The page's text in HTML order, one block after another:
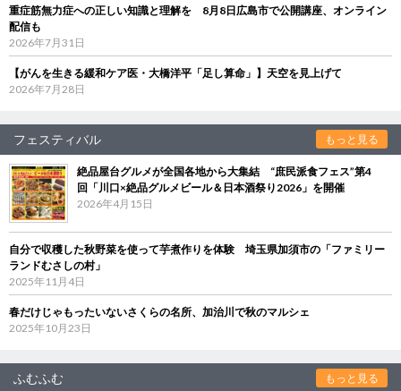
重症筋無力症への正しい知識と理解を 8月8日広島市で公開講座、オンライン
配信も
2026年7月31日
【がんを生きる緩和ケア医・大橋洋平「足し算命」】天空を見上げて
2026年7月28日
フェスティバル もっと見る
絶品屋台グルメが全国各地から大集結 “庶民派食フェス”第4
回「川口×絶品グルメビール＆日本酒祭り2026」を開催
2026年4月15日
自分で収穫した秋野菜を使って芋煮作りを体験 埼玉県加須市の「ファミリー
ランドむさしの村」
2025年11月4日
春だけじゃもったいないさくらの名所、加治川で秋のマルシェ
2025年10月23日
ふむふむ もっと見る